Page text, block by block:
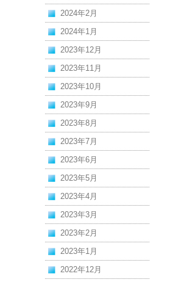
2024年2月
2024年1月
2023年12月
2023年11月
2023年10月
2023年9月
2023年8月
2023年7月
2023年6月
2023年5月
2023年4月
2023年3月
2023年2月
2023年1月
2022年12月